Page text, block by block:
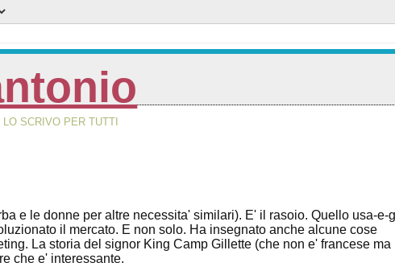
SCRIVO PER TUTTI
e le donne per altre necessita' similari). E' il rasoio. Quello usa-e-
il mercato. E non solo. Ha insegnato anche alcune cose
La storia del signor King Camp Gillette (che non e' francese ma
che e' interessante.